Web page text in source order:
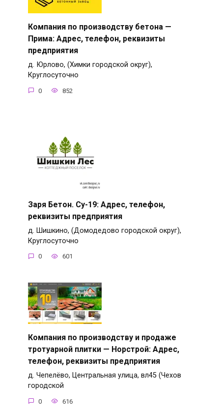
Компания по производству бетона —
Прима: Адрес, телефон, реквизиты
предприятия
д. Юрлово, (Химки городской округ),
Круглосуточно
0 852
Заря Бетон. Су-19: Адрес, телефон,
реквизиты предприятия
д. Шишкино, (Домодедово городской округ),
Круглосуточно
0 601
Компания по производству и продаже
тротуарной плитки — Норстрой: Адрес,
телефон, реквизиты предприятия
д. Чепелёво, Центральная улица, вл45 (Чехов
городской
0 616